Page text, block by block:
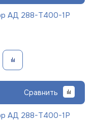
АД 288-Т400-1Р
Сравнить
АД 288-Т400-1Р